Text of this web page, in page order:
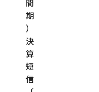
間
期
）
決
算
短
信